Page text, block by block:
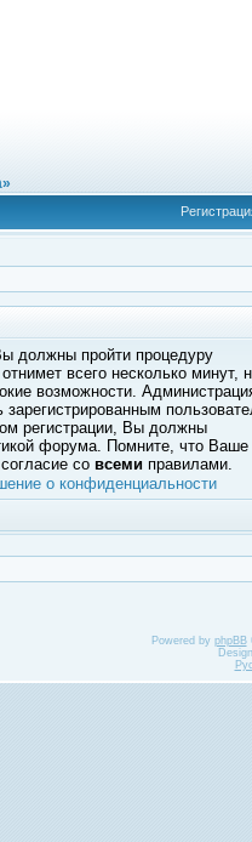
должны пройти процедуру
всего несколько минут,
возможности.
регистрации, Вы должны
форума. Помните, что Ваше
со всеми правилами.
о конфиденциальности
Powered by phpBB